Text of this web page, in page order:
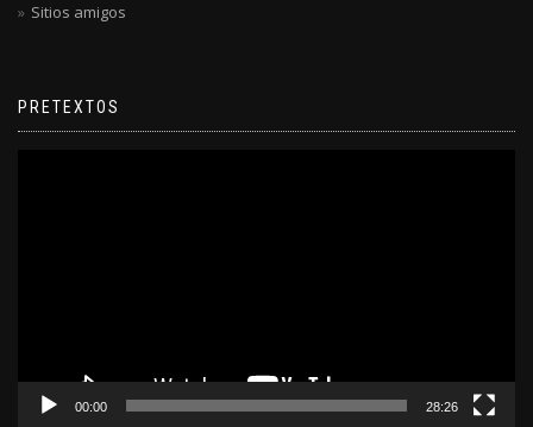
Sitios amigos
PRETEXTOS
00:00 28:26